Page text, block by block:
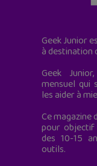
Geek Junior
à destination
Geek
mensuel qui
les aider à
Ce magazine
pour
des 10-15
outils.